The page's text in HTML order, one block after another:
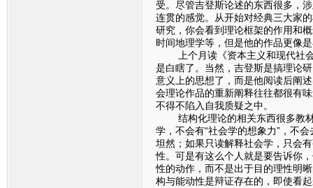
受。尽管吉登斯论述的东西很多，
连贯的感觉。从开始对经典三大家
研究，你会看到理论框架的作用和
时间地理学等，但是他的作品更像
上个月读《资本主义和现代社会
是白瞎了。当然，吉登斯是搞理论
意义上的思想了，而是他阅读后阐
会理论作品的重新阐释往往都很有
不得不陷入自我质疑之中。
结构化理论的相关东西很多教材
学，不会有“社会学的想象力”，不
坦然；如果只读解释社会学，只会
性。可是有这么个人就是要告诉你
性的动作，而不是出于目的理性明
构与能动性是辩证存在的，即使看